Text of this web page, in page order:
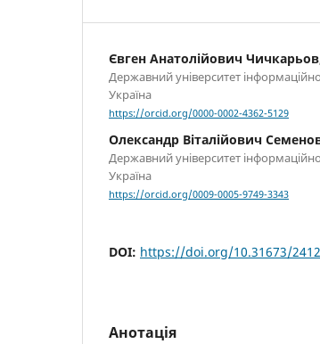
Євген Анатолійович
Державний університет
Україна
https://orcid.org/0000-0002-4362-5129
Олександр Віталійович
Державний університет
Україна
https://orcid.org/0009-0005-9749-3343
DOI: https://doi.org/10.31673/
Анотація